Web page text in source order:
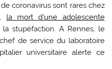
coronavirus sont rares chez
la mort d’une adolescente
stupéfaction. A Rennes, le
de service du laboratoire
universitaire alerte ce